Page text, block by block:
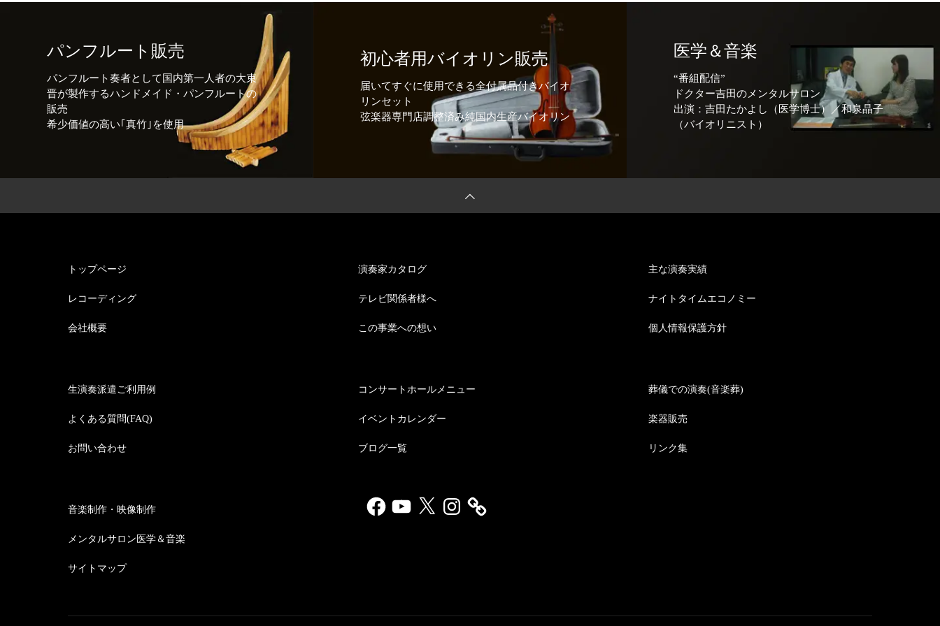
パンフルート販売
パンフルート奏者として国内第一人者の大束
晋が製作するハンドメイド・パンフルートの
販売
希少価値の高い｢真竹｣を使用
初心者用バイオリン販売
届いてすぐに使用できる全付属品付きバイオ
リンセット
弦楽器専門店調整済み純国内生産バイオリン
医学＆音楽
“番組配信”
ドクター吉田のメンタルサロン
出演：吉田たかよし（医学博士）／和泉晶子
（バイオリニスト）
トップページ
レコーディング
会社概要
演奏家カタログ
テレビ関係者様へ
この事業への想い
主な演奏実績
ナイトタイムエコノミー
個人情報保護方針
生演奏派遣ご利用例
よくある質問(FAQ)
お問い合わせ
コンサートホールメニュー
イベントカレンダー
ブログ一覧
葬儀での演奏(音楽葬)
楽器販売
リンク集
音楽制作・映像制作
メンタルサロン医学＆音楽
サイトマップ
FacebookYouTube
X Instagram